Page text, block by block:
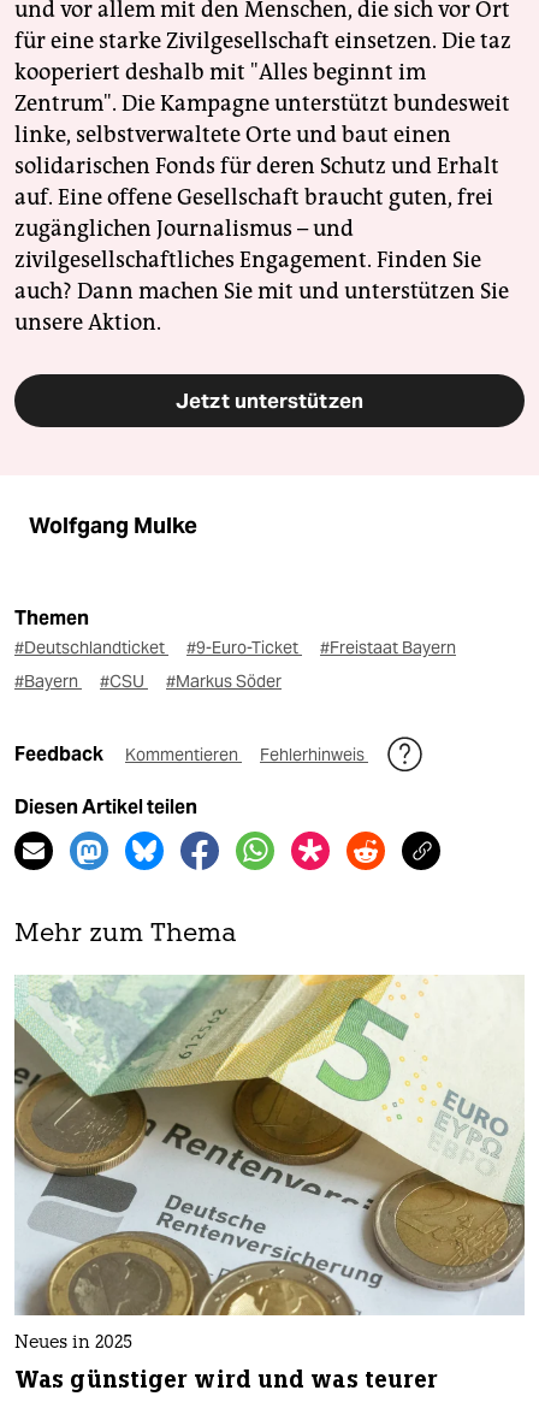
und vor allem mit den Menschen, die sich vor Ort
für eine starke Zivilgesellschaft einsetzen. Die taz
kooperiert deshalb mit "Alles beginnt im
Zentrum". Die Kampagne unterstützt bundesweit
linke, selbstverwaltete Orte und baut einen
solidarischen Fonds für deren Schutz und Erhalt
auf. Eine offene Gesellschaft braucht guten, frei
zugänglichen Journalismus – und
zivilgesellschaftliches Engagement. Finden Sie
auch? Dann machen Sie mit und unterstützen Sie
unsere Aktion.
Jetzt unterstützen
Wolfgang Mulke
Themen
#Deutschlandticket #9-Euro-Ticket
#Freistaat Bayern
#Bayern
#CSU #Markus Söder
Feedback Kommentieren Fehlerhinweis
Diesen Artikel teilen
Mehr zum Thema
Neues in 2025
Was günstiger wird und was teurer